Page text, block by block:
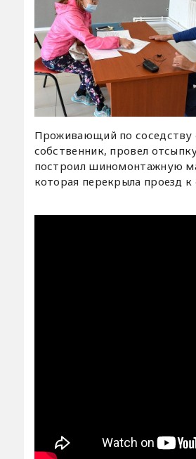
Проживающий по соседству
собственник, провел
построил шиномонтажную
которая перекрыла проезд к